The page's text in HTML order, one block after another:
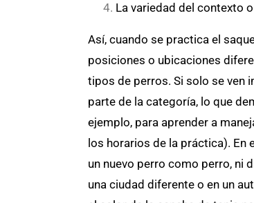
La variedad del contexto
Así, cuando se practica el
posiciones o ubicaciones
tipos de perros. Si solo se ven
parte de la categoría, lo que
ejemplo, para aprender a
los horarios de la práctica). En
un nuevo perro como perro, ni
una ciudad diferente o en un